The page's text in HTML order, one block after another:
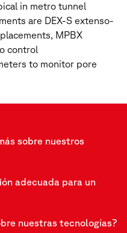
in metro tunnel
are DEX-S extenso-
MPBX
control
to monitor pore
sobre nuestros
adecuada para un
nuestras tecnologías?